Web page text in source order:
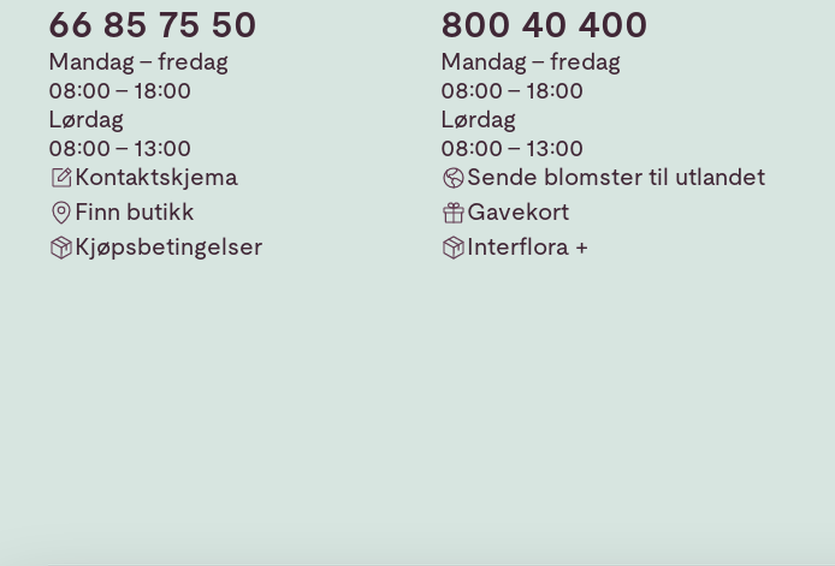
66 85 75 50
Mandag - fredag
08:00 - 18:00
Lørdag
08:00 - 13:00
Kontaktskjema
Finn butikk
Kjøpsbetingelser
800 40 400
Mandag - fredag
08:00 - 18:00
Lørdag
08:00 - 13:00
Sende blomster til utlandet
Gavekort
Interflora +